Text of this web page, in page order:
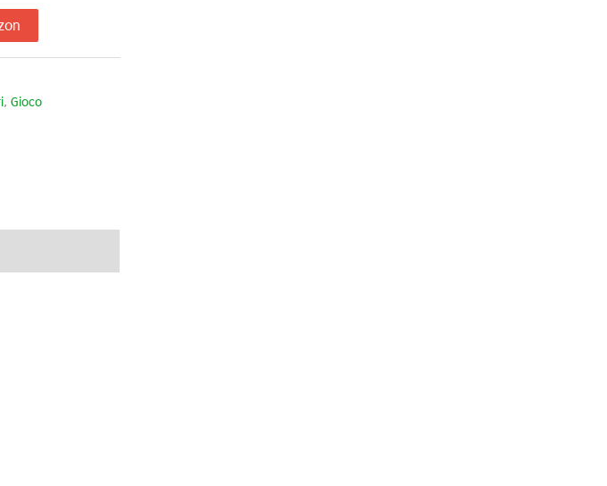
, Gioco